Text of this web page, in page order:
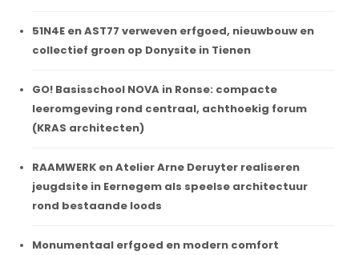
51N4E en AST77 verweven erfgoed, nieuwbouw en
collectief groen op Donysite in Tienen
GO! Basisschool NOVA in Ronse: compacte
leeromgeving rond centraal, achthoekig forum
(KRAS architecten)
RAAMWERK en Atelier Arne Deruyter realiseren
jeugdsite in Eernegem als speelse architectuur
rond bestaande loods
Monumentaal erfgoed en modern comfort